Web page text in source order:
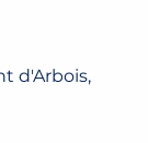
d'Arbois,